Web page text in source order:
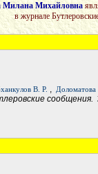
Милана Михайловна
в журнале
В. Р. ,
сообщения.